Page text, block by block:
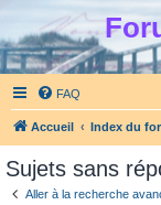
FAQ
Accueil Index du
Sujets sans
Aller à la recherche